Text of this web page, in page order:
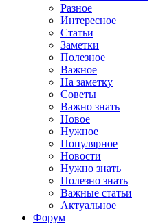
Разное
Интересное
Статьи
Заметки
Полезное
Важное
На заметку
Советы
Важно знать
Новое
Нужное
Популярное
Новости
Нужно знать
Полезно знать
Важные статьи
Актуальное
Форум